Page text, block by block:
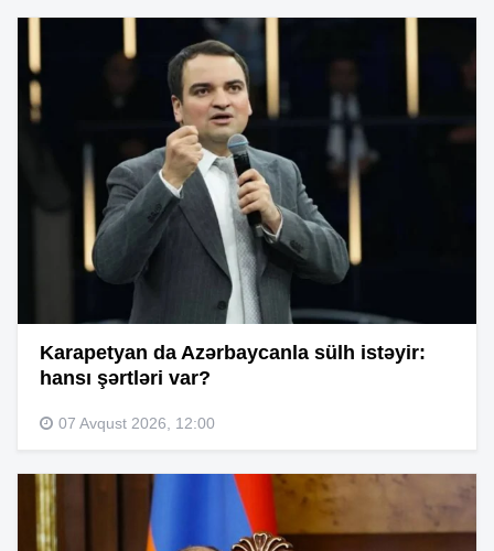
Karapetyan da Azərbaycanla sülh istəyir:
hansı şərtləri var?
07 Avqust 2026, 12:00